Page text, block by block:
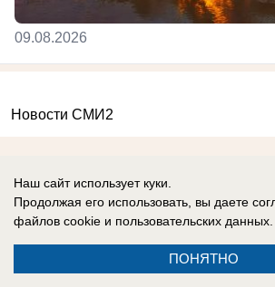
09.08.2026
Новости СМИ2
Реклама на сайте
Наш сайт использует куки.
Продолжая его использовать, вы даете
файлов cookie и пользовательских данных.
ПОНЯТНО